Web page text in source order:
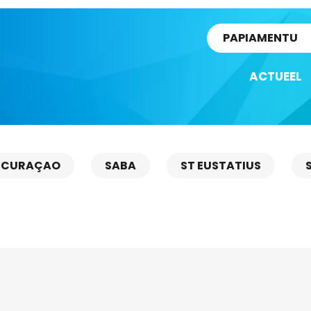
PAPIAMENTU
ACTUEEL
CURAÇAO SABA ST EUSTATIUS